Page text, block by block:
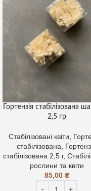
Гортензія стабілізована
2,5 гр
Стабілізовані квіти
стабілізована
стабілізована 2,5 г,
рослини та квіти
85,00 ₴